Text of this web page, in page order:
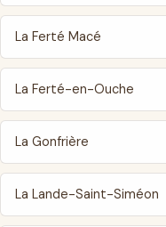
La Ferté Macé
La Ferté-en-Ouche
La Gonfrière
La Lande-Saint-Siméon